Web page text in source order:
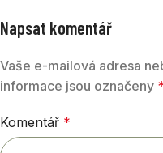
Napsat komentář
Vaše e-mailová adresa
informace jsou označeny
Komentář *